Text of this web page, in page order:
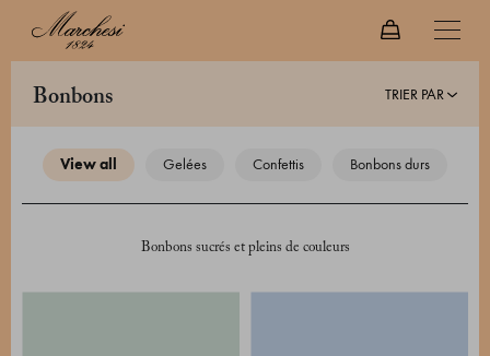
bonbons TRIER PAR
view all gelées confettis bonbons durs
Bonbons sucrés et pleins de couleurs